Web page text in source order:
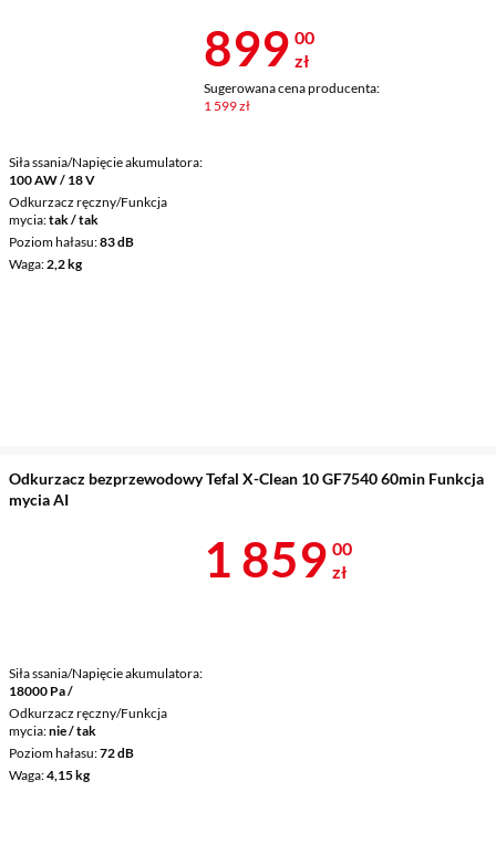
Siła ssania/Napięcie akumulatora
100 AW / 18 V
Odkurzacz ręczny/Funkcja
mycia tak / tak
Poziom hałasu 83 dB
Waga 2,2 kg
Cena 899 zł
899 00
zł
Sugerowana cena producenta:
1 599 zł
Odkurzacz bezprzewodowy Tefal X-Clean 10 GF7540 60min Funkcja
mycia AI
Siła ssania/Napięcie akumulatora
18000 Pa /
Odkurzacz ręczny/Funkcja
mycia nie / tak
Poziom hałasu 72 dB
Waga 4,15 kg
Cena 1 859 zł
1 859 00
zł